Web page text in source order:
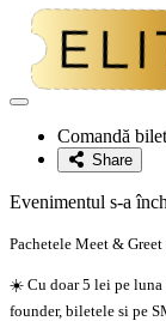
Adaugă
favoriteComandă
Share
Evenimentul s-a
Pachetele Meet &
☀️ Cu doar 5 lei pe luna
founder, biletele si pe